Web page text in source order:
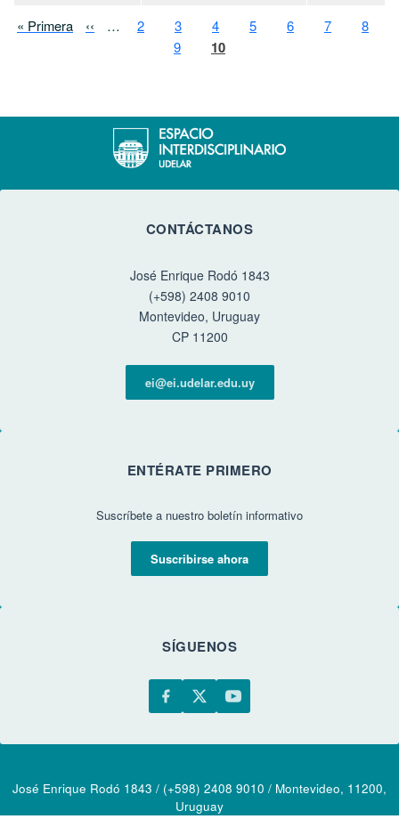
Paginación
Primera página
« Primera Página anterior
‹‹ … Page
2 Page
3 Page
4 Page
5 Page
6 Page
7 Page
8
Page
9 Página actual
10
CONTÁCTANOS
José Enrique Rodó 1843
(+598) 2408 9010
Montevideo, Uruguay
CP 11200
ei@ei.udelar.edu.uy
ENTÉRATE PRIMERO
Suscríbete a nuestro boletín informativo
Suscribirse ahora
SÍGUENOS
José Enrique Rodó 1843 / (+598) 2408 9010 / Montevideo, 11200,
Uruguay